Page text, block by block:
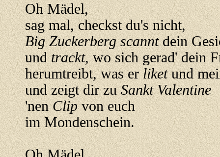
Oh Mädel,
sag mal, checkst du's nicht,
Big Zuckerberg scanntdein
undtrackt, wo sich gerad' dein
herumtreibt, was erliketund
und zeigt dir zuSankt Valentine
'nenClipvon euch
im Mondenschein.